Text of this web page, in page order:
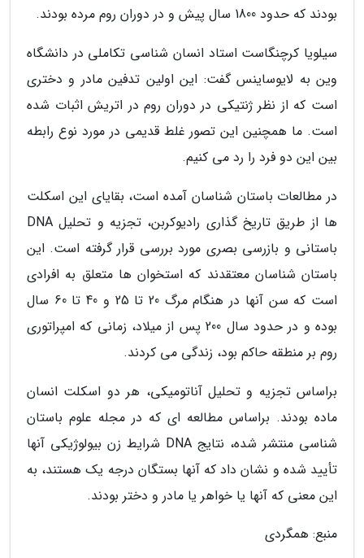
بودند که حدود 1800 سال پیش و در دوران روم مرده بودند.
سیلویا کرچنگاست استاد انسان شناسی تکاملی در دانشگاه
وین به لایوساینس گفت: این اولین تدفین مادر و دختری
است که از نظر ژنتیکی در دوران روم در اتریش اثبات شده
است. ما همچنین این تصور غلط قدیمی در مورد نوع رابطه
بین این دو فرد را رد می کنیم.
در مطالعات باستان شناسان آمده است، بقایای این اسکلت
ها از طریق تاریخ گذاری رادیوکربن، تجزیه و تحلیل DNA
باستانی و بازرسی بصری مورد بررسی قرار گرفته است. این
باستان شناسان معتقدند که استخوان ها متعلق به افرادی
است که سن آنها در هنگام مرگ 20 تا 25 و 40 تا 60 سال
بوده و در حدود سال 200 پس از میلاد، زمانی که امپراتوری
روم بر منطقه حاکم بود، زندگی می کردند.
براساس تجزیه و تحلیل آناتومیکی، هر دو اسکلت انسان
ماده بودند. براساس مطالعه ای که در مجله علوم باستان
شناسی منتشر شده، نتایج DNA شرایط زن بیولوژیکی آنها
تأیید شده و نشان داد که آنها بستگان درجه یک هستند، به
این معنی که آنها یا خواهر یا مادر و دختر بودند.
منبع: همگردی